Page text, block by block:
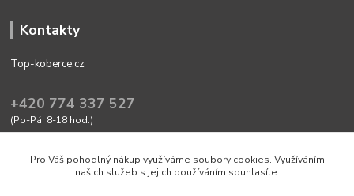
Kontakty
Top-koberce.cz
+420 774 337 527
(Po-Pá, 8-18 hod.)
Pro Váš pohodlný nákup využíváme soubory cookies. Využíváním
našich služeb s jejich používáním souhlasíte.